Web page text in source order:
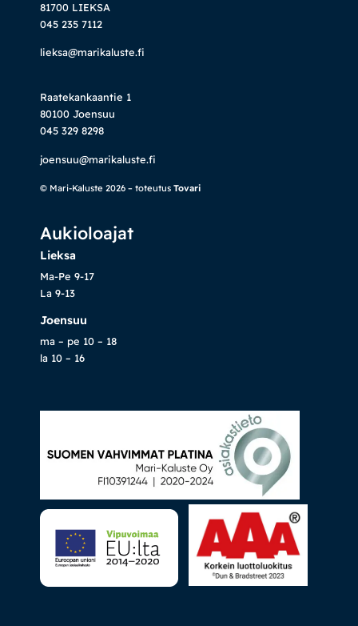
81700 LIEKSA
045 235 7112
lieksa@marikaluste.fi
Raatekankaantie 1
80100 Joensuu
045 329 8298
joensuu@marikaluste.fi
© Mari-Kaluste 2026 – toteutus Tovari
Aukioloajat
Lieksa
Ma-Pe 9-17
La 9-13
Joensuu
ma – pe 10 – 18
la 10 – 16